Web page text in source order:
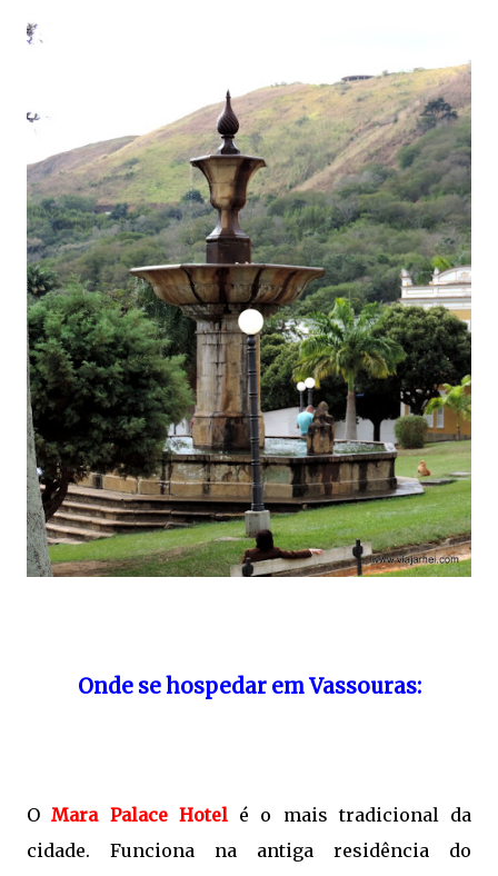
Onde se hospedar em Vassouras:
OMara Palace Hotel é o mais tradicional da
cidade. Funciona na antiga residência do